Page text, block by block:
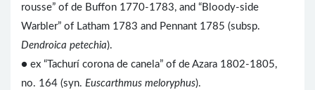
rousse” of de Buffon 1770-1783, and “Bloody-side
Warbler” of Latham 1783 and Pennant 1785 (subsp.
Dendroica petechia).
● ex “Tachurí corona de canela” of de Azara 1802-1805,
no. 164 (syn. Euscarthmus meloryphus).